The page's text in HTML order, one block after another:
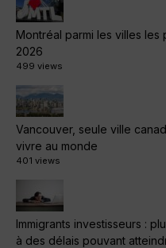
Montréal parmi les villes
2026
499 views
Vancouver, seule ville
vivre au monde
401 views
Immigrants investisseurs :
à des délais pouvant